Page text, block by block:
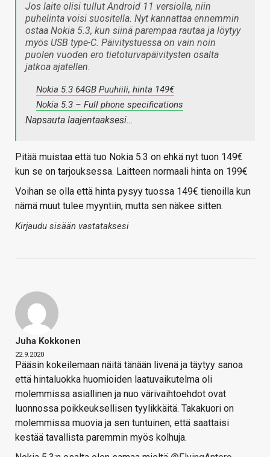
Jos laite olisi tullut Android 11 versiolla, niin
puhelinta voisi suositella. Nyt kannattaa ennemmin
ostaa Nokia 5.3, kun siinä parempaa rautaa ja löytyy
myös USB type-C. Päivitystuessa on vain noin
puolen vuoden ero tietoturvapäivitysten osalta
jatkoa ajatellen.
Nokia 5.3 64GB Puuhiili, hinta 149€
Nokia 5.3 – Full phone specifications
Napsauta laajentaaksesi…
Pitää muistaa että tuo Nokia 5.3 on ehkä nyt tuon 149€
kun se on tarjouksessa. Laitteen normaali hinta on 199€
Voihan se olla että hinta pysyy tuossa 149€ tienoilla kun
nämä muut tulee myyntiin, mutta sen näkee sitten.
Kirjaudu sisään vastataksesi
Juha Kokkonen
22.9.2020
Pääsin kokeilemaan näitä tänään livenä ja täytyy sanoa
että hintaluokka huomioiden laatuvaikutelma oli
molemmissa asiallinen ja nuo värivaihtoehdot ovat
luonnossa poikkeuksellisen tyylikkäitä. Takakuori on
molemmissa muovia ja sen tuntuinen, että saattaisi
kestää tavallista paremmin myös kolhuja.